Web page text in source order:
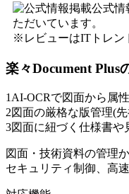
公式情
ただいています。
※レビューはITトレン
楽々Document Plus
1AI-OCRで図面から属
2図面の厳格な版管理(
3図面に紐づく仕様書や
図面・技術資料の管理
セキュリティ制御、高